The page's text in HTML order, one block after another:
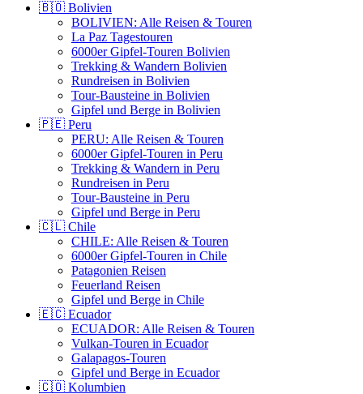
🇧🇴 Bolivien
BOLIVIEN: Alle Reisen & Touren
La Paz Tagestouren
6000er Gipfel-Touren Bolivien
Trekking & Wandern Bolivien
Rundreisen in Bolivien
Tour-Bausteine in Bolivien
Gipfel und Berge in Bolivien
🇵🇪 Peru
PERU: Alle Reisen & Touren
6000er Gipfel-Touren in Peru
Trekking & Wandern in Peru
Rundreisen in Peru
Tour-Bausteine in Peru
Gipfel und Berge in Peru
🇨🇱 Chile
CHILE: Alle Reisen & Touren
6000er Gipfel-Touren in Chile
Patagonien Reisen
Feuerland Reisen
Gipfel und Berge in Chile
🇪🇨 Ecuador
ECUADOR: Alle Reisen & Touren
Vulkan-Touren in Ecuador
Galapagos-Touren
Gipfel und Berge in Ecuador
🇨🇴 Kolumbien